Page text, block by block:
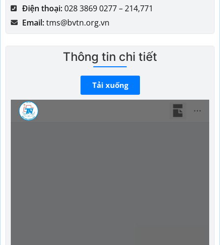
Điện thoại:028 3869 0277 – 214,771
Email:tms@bvtn.org.vn
Thông tin chi tiết
Tải xuống